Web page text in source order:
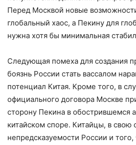
Перед Москвой новые
глобальный хаос, а Пекину для
нужна хотя бы минимальная
Следующая помеха для создания
боязнь России стать вассалом
потенциал Китая. Кроме того, в
официального договора Москве
сторону Пекина в обострившемся
китайском споре. Китайцы, в свою
непредсказуемости России и